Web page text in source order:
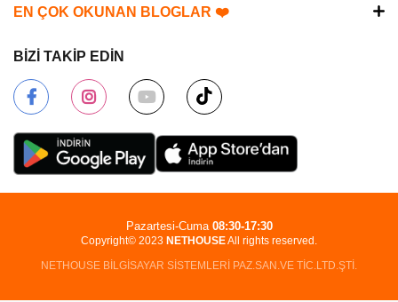
EN ÇOK OKUNAN BLOGLAR ❤️
BİZİ TAKİP EDİN
Copyright© 2023 NETHOUSEAll rights reserved.
NETHOUSE BİLGİSAYAR SİSTEMLERİ PAZ.SAN.VE TİC.LTD.ŞTİ.
Pazartesi-Cuma 08:30-17:30